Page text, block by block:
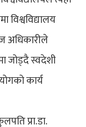
विश्वविद्यालय
अधिकारीले
जोड्दै स्वदेशी
कार्य
प्रा.डा.